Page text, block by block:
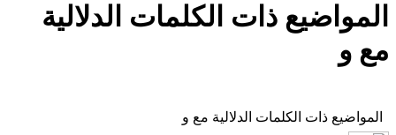
المواضيع ذات الكلمات الدلالية
مع و
المواضيع ذات الكلمات الدلالية مع و